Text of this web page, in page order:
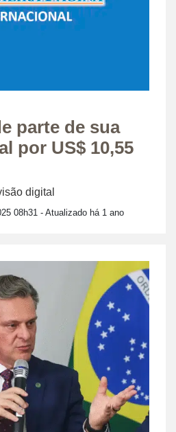
parte de sua
por US$ 10,55
digital
08h31 - Atualizado há 1 ano